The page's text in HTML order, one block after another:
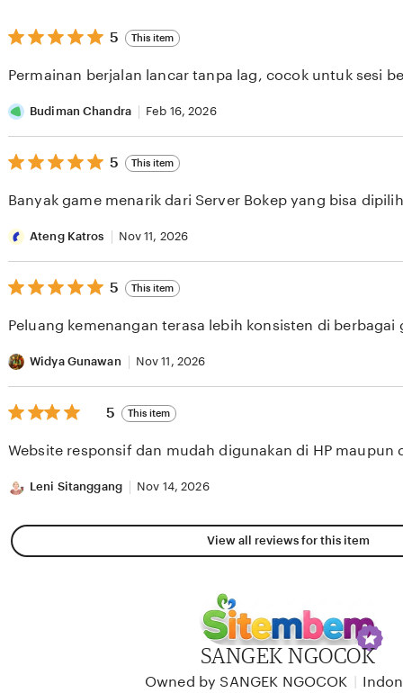
5
out
5
5 This item
Permainan berjalan lancar tanpa lag, cocok untuk sesi
Budiman Chandra Feb 16, 2026
5
out
5
5 This item
Banyak game menarik dari Server Bokep yang bisa
Ateng Katros Nov 11, 2026
5
out
5
5 This item
Peluang kemenangan terasa lebih konsisten di berbagai
Widya Gunawan Nov 11, 2026
5
out
5
5 This item
Website responsif dan mudah digunakan di HP maupun
Leni Sitanggang Nov 14, 2026
View all reviews for this item
SANGEK NGOCOK
Owned by SANGEK NGOCOK